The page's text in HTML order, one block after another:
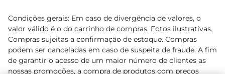
Condições gerais: Em caso de divergência de valores, o
valor válido é o do carrinho de compras. Fotos ilustrativas.
Compras sujeitas a confirmação de estoque. Compras
podem ser canceladas em caso de suspeita de fraude. A fim
de garantir o acesso de um maior número de clientes as
nossas promoções, a compra de produtos com preços